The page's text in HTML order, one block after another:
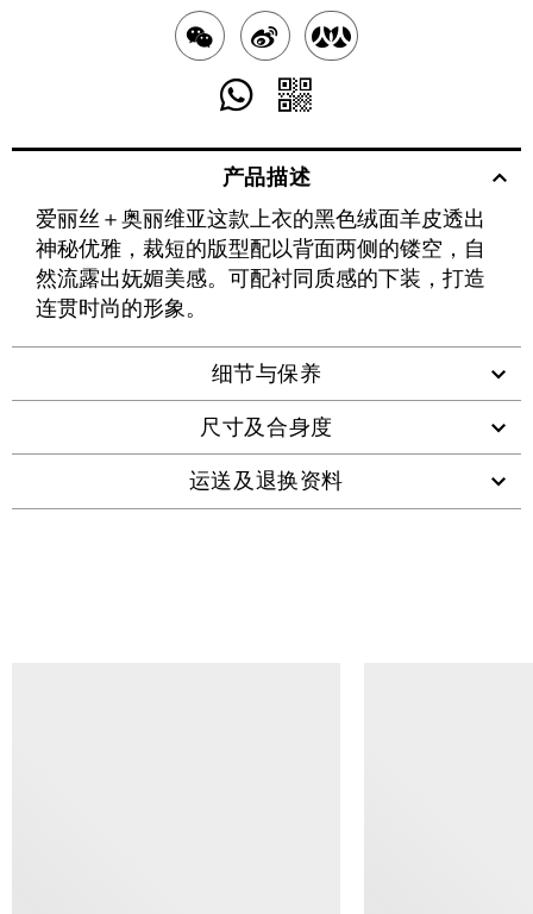
分
享
WECHAT
分
享
WEIBO
分
分
享
至
WHATSAPP
享
维
码
产品描述
爱丽丝＋奥丽维亚这款上衣的黑色绒面羊皮透出
神秘优雅，裁短的版型配以背面两侧的镂空，自
然流露出妩媚美感。可配衬同质感的下装，打造
连贯时尚的形象。
细节与保养
尺寸及合身度
运送及退换资料